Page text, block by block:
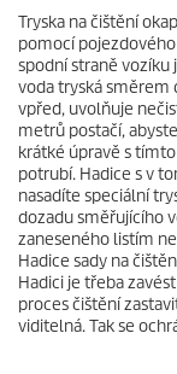
Tryska na čištění
pomocí
spodní straně vozíku
voda tryská směrem
vpřed, uvolňuje
metrů postačí,
krátké úpravě s
potrubí. Hadice s v
nasadíte speciální
dozadu směřujícího
zaneseného listím
Hadice sady na
Hadici je třeba
proces čištění
viditelná. Tak se